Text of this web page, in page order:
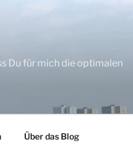
Du für mich die optimalen
Über das Blog